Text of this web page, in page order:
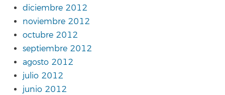
diciembre 2012
noviembre 2012
octubre 2012
septiembre 2012
agosto 2012
julio 2012
junio 2012